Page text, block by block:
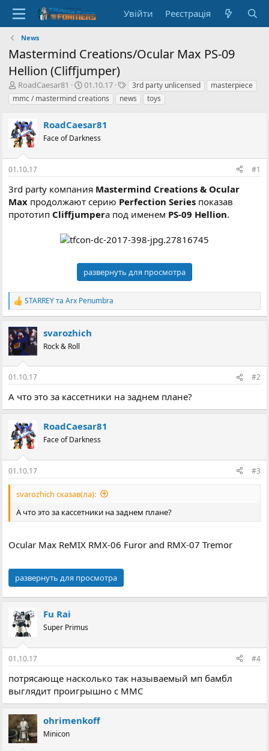
Увійти Реєстрація
News
Mastermind Creations/Ocular Max PS-09
Hellion (Cliffjumper)
А
в
т
р
т
е
м
и
RoadCaesar81
Д
а
т
с
т
о
н
н
я
01.10.17
Т
е
г
3rd party unlicensed
masterpiece
mmc / mastermind creations
news toys
RoadCaesar81
Face of Darkness
01.10.17 #1
3rd party компания Mastermind Creations & Ocular
Max продолжают серию Perfection Series показав
прототип Cliffjumperа под именем PS-09 Hellion.
развернуть для просмотра
Р
е
к
ц
і
STARREYтаArx Penumbra
svarozhich
Rock & Roll
01.10.17 #2
А что это за кассетники на заднем плане?
RoadCaesar81
Face of Darkness
01.10.17 #3
svarozhich сказав(ла):
А что это за кассетники на заднем плане?
Ocular Max ReMIX RMX-06 Furor and RMX-07 Tremor
развернуть для просмотра
Fu Rai
Super Primus
01.10.17 #4
потрясающе насколько так называемый мп бамбл
выглядит проигрышно с ММС
ohrimenkoff
Minicon